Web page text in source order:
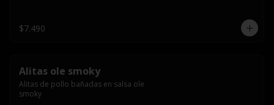
$7.490
Alitas ole smoky
Alitas de pollo bañadas en salsa ole
smoky